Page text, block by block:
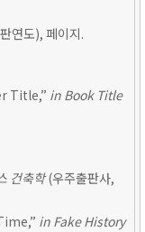
연도), 페이지.
Title,” in Book Title
건축학(우주출판사,
in Fake History